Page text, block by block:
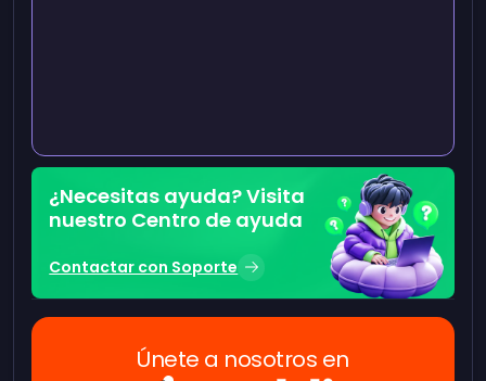
¿Necesitas ayuda? Visita
nuestro Centro de ayuda
Contactar con Soporte
Únete a nosotros en